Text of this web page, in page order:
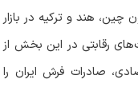
هند و ترکیه در بازار
رقابتی در این بخش از
صادرات فرش ایران را